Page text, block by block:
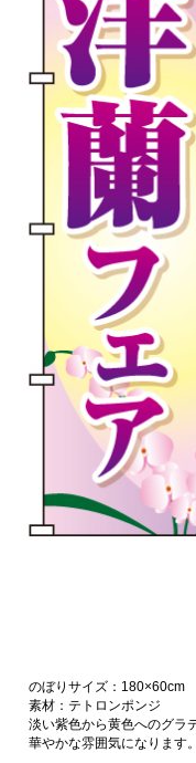
のぼりサイズ：180×60cm
素材：テトロンポンジ
淡い紫色から黄色へのグラ
華やかな雰囲気になります